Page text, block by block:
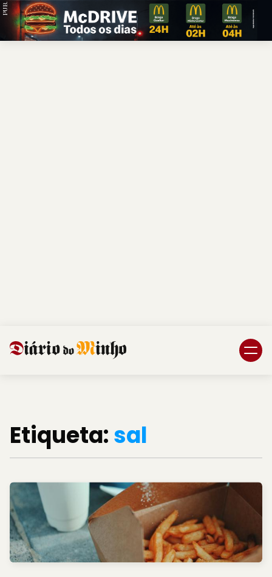
PUB.
Etiqueta:sal